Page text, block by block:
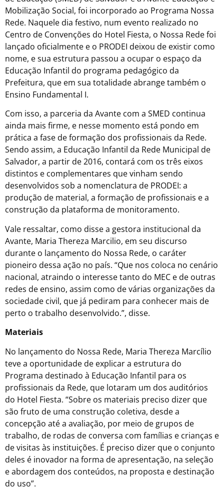
Mobilização Social, foi incorporado ao Programa Nossa
Rede. Naquele dia festivo, num evento realizado no
Centro de Convenções do Hotel Fiesta, o Nossa Rede foi
lançado oficialmente e o PRODEI deixou de existir como
nome, e sua estrutura passou a ocupar o espaço da
Educação Infantil do programa pedagógico da
Prefeitura, que em sua totalidade abrange também o
Ensino Fundamental I.
Com isso, a parceria da Avante com a SMED continua
ainda mais firme, e nesse momento está pondo em
prática a fase de formação dos profissionais da Rede.
Sendo assim, a Educação Infantil da Rede Municipal de
Salvador, a partir de 2016, contará com os três eixos
distintos e complementares que vinham sendo
desenvolvidos sob a nomenclatura de PRODEI: a
produção de material, a formação de profissionais e a
construção da plataforma de monitoramento.
Vale ressaltar, como disse a gestora institucional da
Avante, Maria Thereza Marcilio, em seu discurso
durante o lançamento do Nossa Rede, o caráter
pioneiro dessa ação no país. “Que nos coloca no cenário
nacional, atraindo o interesse tanto do MEC e de outras
redes de ensino, assim como de várias organizações da
sociedade civil, que já pediram para conhecer mais de
perto o trabalho desenvolvido.”, disse.
Materiais
No lançamento do Nossa Rede, Maria Thereza Marcílio
teve a oportunidade de explicar a estrutura do
Programa destinado à Educação Infantil para os
profissionais da Rede, que lotaram um dos auditórios
do Hotel Fiesta. “Sobre os materiais preciso dizer que
são fruto de uma construção coletiva, desde a
concepção até a avaliação, por meio de grupos de
trabalho, de rodas de conversa com famílias e crianças e
de visitas às instituições. É preciso dizer que o conjunto
deles é inovador na forma de apresentação, na seleção
e abordagem dos conteúdos, na proposta e destinação
do uso”.